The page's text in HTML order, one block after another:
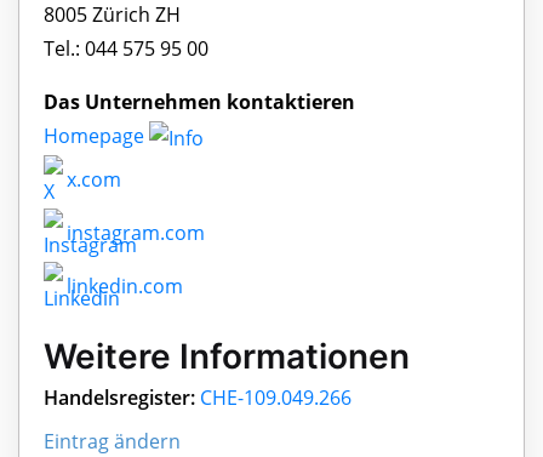
8005 Zürich ZH
Tel.: 044 575 95 00
Das Unternehmen kontaktieren
Homepage
x.com
instagram.com
linkedin.com
Weitere Informationen
Handelsregister: CHE-109.049.266
Eintrag ändern